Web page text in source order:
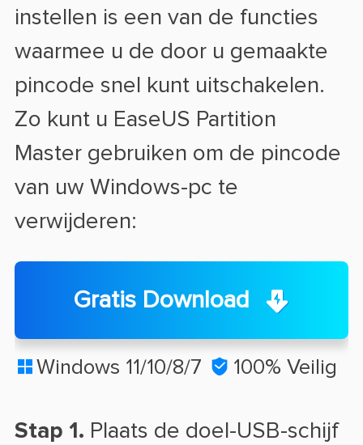
instellen is een van de functies
waarmee u de door u gemaakte
pincode snel kunt uitschakelen.
Zo kunt u EaseUS Partition
Master gebruiken om de pincode
van uw Windows-pc te
verwijderen:
Gratis Download
 Windows 11/10/8/7  100% Veilig
Stap 1. Plaats de doel-USB-schijf